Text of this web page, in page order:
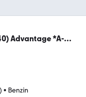
Advantage *A-
• Benzin